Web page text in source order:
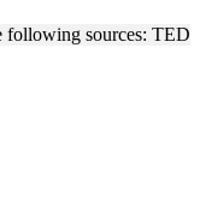
following sources: TED